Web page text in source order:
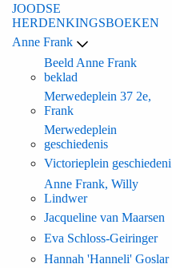
JOODSE
HERDENKINGSBOEKEN
Anne Frank
Beeld Anne Frank
beklad
Merwedeplein 37 2e,
Frank
Merwedeplein
geschiedenis
Victorieplein geschiedeni
Anne Frank, Willy
Lindwer
Jacqueline van Maarsen
Eva Schloss-Geiringer
Hannah 'Hanneli' Goslar